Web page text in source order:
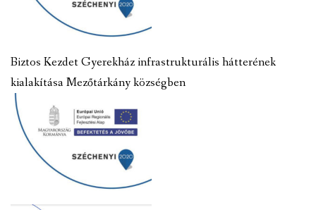
Biztos Kezdet Gyerekház infrastrukturális hátterének
kialakítása Mezőtárkány községben